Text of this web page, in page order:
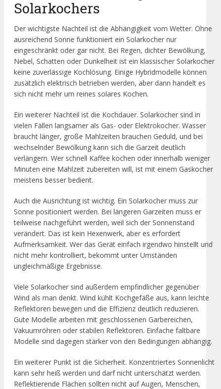
Solarkochers
Der wichtigste Nachteil ist die Abhängigkeit vom Wetter. Ohne
ausreichend Sonne funktioniert ein Solarkocher nur
eingeschränkt oder gar nicht. Bei Regen, dichter Bewölkung,
Nebel, Schatten oder Dunkelheit ist ein klassischer Solarkocher
keine zuverlässige Kochlösung. Einige Hybridmodelle können
zusätzlich elektrisch betrieben werden, aber dann handelt es
sich nicht mehr um reines solares Kochen.
Ein weiterer Nachteil ist die Kochdauer. Solarkocher sind in
vielen Fällen langsamer als Gas- oder Elektrokocher. Wasser
braucht länger, große Mahlzeiten brauchen Geduld, und bei
wechselnder Bewölkung kann sich die Garzeit deutlich
verlängern. Wer schnell Kaffee kochen oder innerhalb weniger
Minuten eine Mahlzeit zubereiten will, ist mit einem Gaskocher
meistens besser bedient.
Auch die Ausrichtung ist wichtig. Ein Solarkocher muss zur
Sonne positioniert werden. Bei längeren Garzeiten muss er
teilweise nachgeführt werden, weil sich der Sonnenstand
verändert. Das ist kein Hexenwerk, aber es erfordert
Aufmerksamkeit. Wer das Gerät einfach irgendwo hinstellt und
nicht mehr kontrolliert, bekommt unter Umständen
ungleichmäßige Ergebnisse.
Viele Solarkocher sind außerdem empfindlicher gegenüber
Wind als man denkt. Wind kühlt Kochgefäße aus, kann leichte
Reflektoren bewegen und die Effizienz deutlich reduzieren.
Gute Modelle arbeiten mit geschlossenen Garbereichen,
Vakuumröhren oder stabilen Reflektoren. Einfache faltbare
Modelle sind dagegen stärker von den Bedingungen abhängig.
Ein weiterer Punkt ist die Sicherheit. Konzentriertes Sonnenlicht
kann sehr heiß werden und darf nicht unterschätzt werden.
Reflektierende Flächen sollten nicht auf Augen, Menschen,